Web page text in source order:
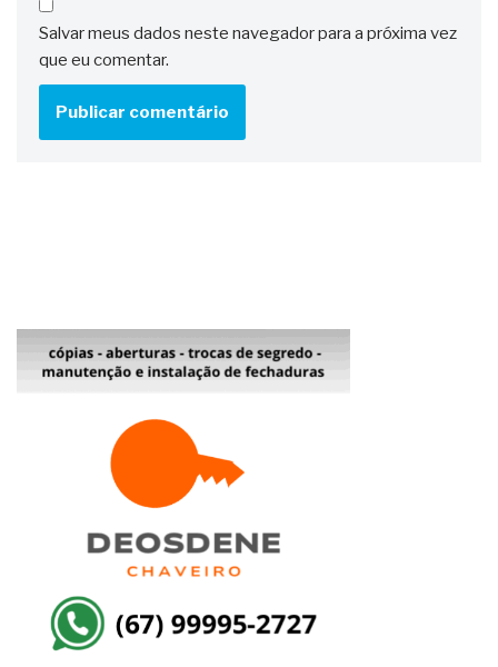
Salvar meus dados neste navegador para a próxima vez
que eu comentar.